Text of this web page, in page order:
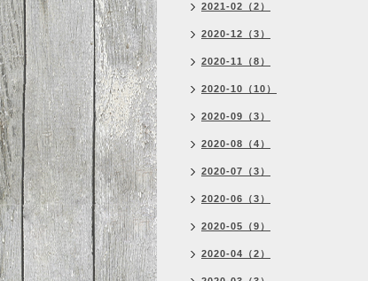
2021-02（2）
2020-12（3）
2020-11（8）
2020-10（10）
2020-09（3）
2020-08（4）
2020-07（3）
2020-06（3）
2020-05（9）
2020-04（2）